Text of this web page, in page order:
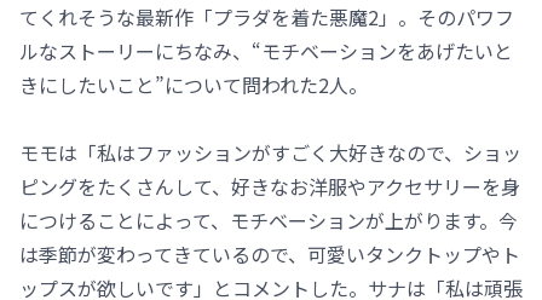
てくれそうな最新作「プラダを着た悪魔2」。そのパワフ
ルなストーリーにちなみ、“モチベーションをあげたいと
きにしたいこと”について問われた2人。
モモは「私はファッションがすごく大好きなので、ショッ
ピングをたくさんして、好きなお洋服やアクセサリーを身
につけることによって、モチベーションが上がります。今
は季節が変わってきているので、可愛いタンクトップやト
ップスが欲しいです」とコメントした。サナは「私は頑張